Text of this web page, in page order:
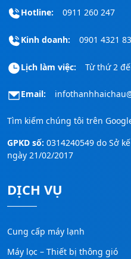
Hotline: 0911 260 247
Kinh doanh: 0901 4321 83
Lịch làm việc: Từ thứ 2
Email:
Tìm kiếm chúng tôi trên
GPKD số: 0314240549 do Sở
ngày 21/02/2017
DỊCH VỤ
Cung cấp máy lạnh
Máy lọc – Thiết bị thông gió